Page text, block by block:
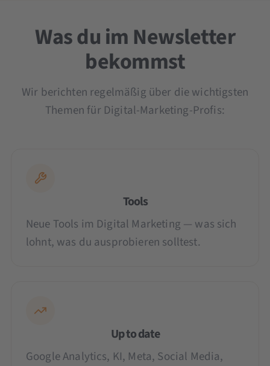
Was du im Newsletter
bekommst
Wir berichten regelmäßig über die wichtigsten
Themen für Digital-Marketing-Profis:
Tools
Neue Tools im Digital Marketing — was sich
lohnt, was du ausprobieren solltest.
Up to date
Google Analytics, KI, Meta, Social Media,